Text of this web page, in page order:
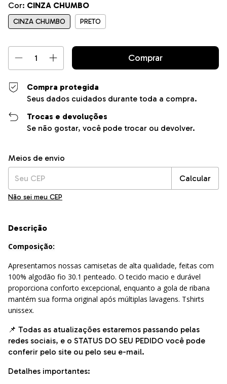
Cor: CINZA CHUMBO
CINZA CHUMBO PRETO
Compra protegida
Seus dados cuidados durante toda a compra.
Trocas e devoluções
Se não gostar, você pode trocar ou devolver.
Entregas para o CEP:
Meios de envio
Calcular
Não sei meu CEP
Descrição
Composição:
Apresentamos nossas camisetas de alta qualidade, feitas com
100% algodão fio 30.1 penteado. O tecido macio e durável
proporciona conforto excepcional, enquanto a gola de ribana
mantém sua forma original após múltiplas lavagens. Tshirts
unissex.
📌 Todas as atualizações estaremos passando pelas
redes sociais, e o STATUS DO SEU PEDIDO você pode
conferir pelo site ou pelo seu e-mail.
Detalhes importantes: